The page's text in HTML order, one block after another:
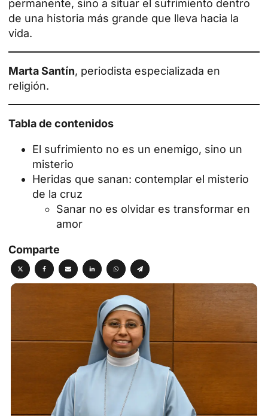
permanente, sino a situar el sufrimiento dentro
de una historia más grande que lleva hacia la
vida.
Marta Santín, periodista especializada en
religión.
Tabla de contenidos
El sufrimiento no es un enemigo, sino un
misterio
Heridas que sanan: contemplar el misterio
de la cruz
Sanar no es olvidar es transformar en
amor
Comparte